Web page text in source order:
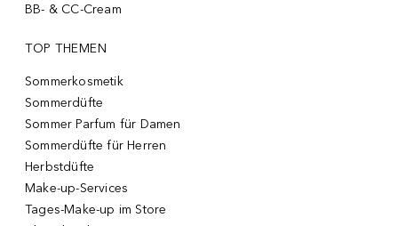
BB- & CC-Cream
TOP THEMEN
Sommerkosmetik
Sommerdüfte
Sommer Parfum für Damen
Sommerdüfte für Herren
Herbstdüfte
Make-up-Services
Tages-Make-up im Store